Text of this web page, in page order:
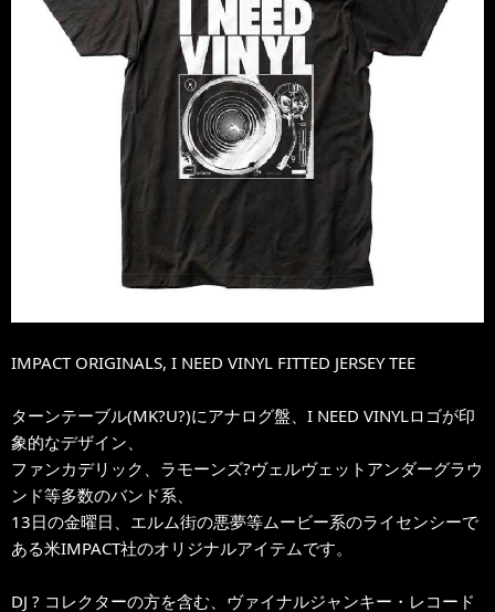
IMPACT ORIGINALS, I NEED VINYL FITTED JERSEY TEE
ターンテーブル(MK?U?)にアナログ盤、I NEED VINYLロゴが印
象的なデザイン、
ファンカデリック、ラモーンズ?ヴェルヴェットアンダーグラウ
ンド等多数のバンド系、
13日の金曜日、エルム街の悪夢等ムービー系のライセンシーで
ある米IMPACT社のオリジナルアイテムです。
DJ ? コレクターの方を含む、ヴァイナルジャンキー・レコード